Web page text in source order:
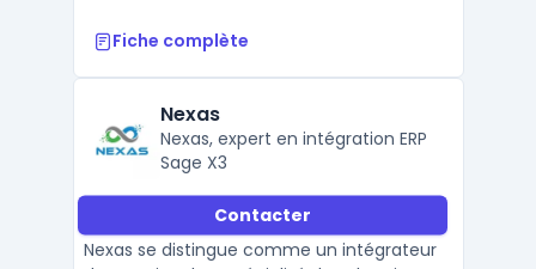
Fiche complète
Nexas
Nexas, expert en intégration ERP
Sage X3
Contacter
Nexas se distingue comme un intégrateur